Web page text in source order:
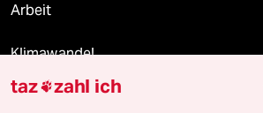
Arbeit
Klimawandel
Ceuta
taz zahl ich